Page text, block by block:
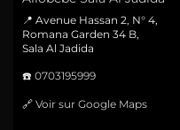
📍 Avenue Hassan 2, N° 4,
Romana Garden 34 B,
Sala Al Jadida
☎️ 0703195999
🔗 Voir sur Google Maps